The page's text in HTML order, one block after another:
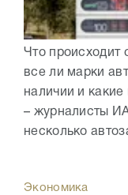
Что происходит
все ли марки
наличии и
– журналисты
несколько
Экономика